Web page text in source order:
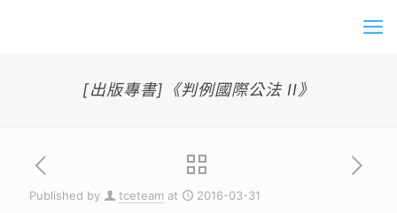
[出版專書]《判例國際公法 II》
Published by tceteam at 2016-03-31